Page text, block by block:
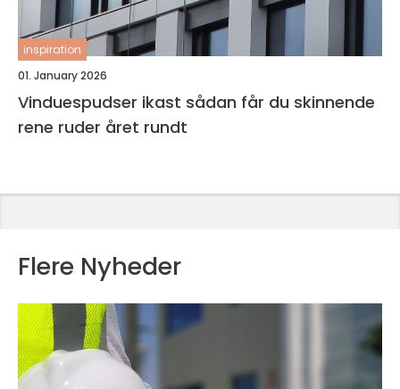
inspiration
01. January 2026
Vinduespudser ikast sådan får du skinnende
rene ruder året rundt
Flere Nyheder